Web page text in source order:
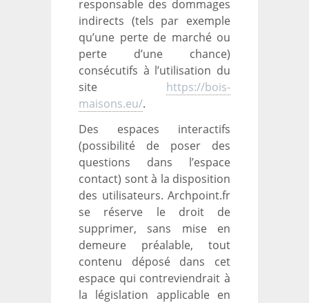
responsable des dommages
indirects (tels par exemple
qu’une perte de marché ou
perte d’une chance)
consécutifs à l’utilisation du
site https://bois-
maisons.eu/.
Des espaces interactifs
(possibilité de poser des
questions dans l’espace
contact) sont à la disposition
des utilisateurs. Archpoint.fr
se réserve le droit de
supprimer, sans mise en
demeure préalable, tout
contenu déposé dans cet
espace qui contreviendrait à
la législation applicable en